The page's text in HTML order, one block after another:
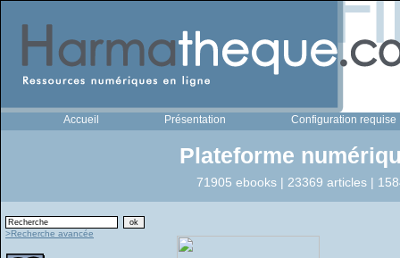
Accueil Présentation Configuration requise
Plateforme
71905 ebooks | 23369 articles |
>Recherche avancée